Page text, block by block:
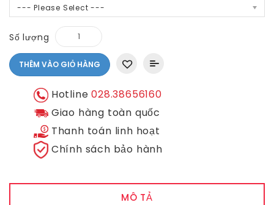
--- Please Select ---
Số lượng
THÊM VÀO GIỎ HÀNG
Hotline028.38656160
Giao hàng toàn quốc
Thanh toán linh hoạt
Chính sách bảo hành
MÔ TẢ